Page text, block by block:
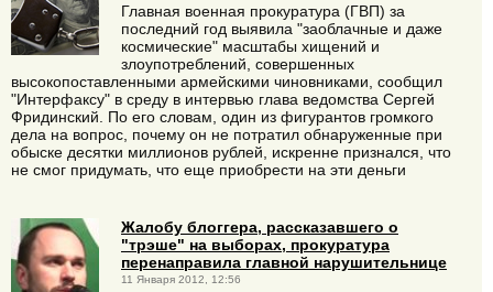
Главная военная прокуратура (ГВП) за
последний год выявила "заоблачные и даже
космические" масштабы хищений и
злоупотреблений, совершенных
высокопоставленными армейскими чиновниками, сообщил
"Интерфаксу" в среду в интервью глава ведомства Сергей
Фридинский. По его словам, один из фигурантов громкого
дела на вопрос, почему он не потратил обнаруженные при
обыске десятки миллионов рублей, искренне признался, что
не смог придумать, что еще приобрести на эти деньги
Жалобу блоггера, рассказавшего о
"трэше" на выборах, прокуратура
перенаправила главной нарушительнице
11 Января 2012, 12:56